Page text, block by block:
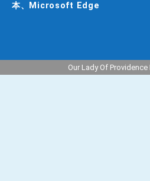
本、Microsoft Edge
Our Lady Of